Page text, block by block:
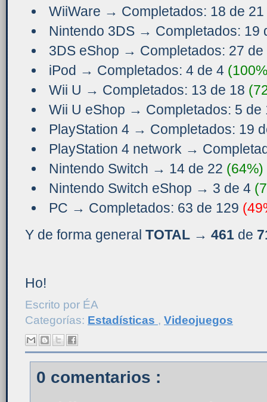
WiiWare → Completados: 18 de 21
Nintendo 3DS → Completados: 19
3DS eShop → Completados: 27
iPod → Completados: 4 de 4
Wii U → Completados: 13 de 18
Wii U eShop → Completados: 5
PlayStation 4 → Completados: 19
PlayStation 4 network →
Nintendo Switch → 14 de 22 (64%)
Nintendo Switch eShop → 3 de 4
PC → Completados: 63 de 129
Y de forma general TOTAL → 461 de
Ho!
Escrito por ÉA
Categorías: Estadísticas , Videojuegos
0 comentarios :